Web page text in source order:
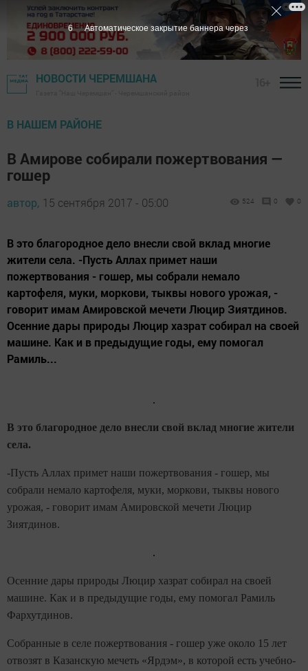
НОВОСТИ ЧЕРЕМШАНА
В НАШЕМ РАЙОНЕ
В Амирове собирали пожертвования —
гошер
автор, 15 сентября 2017 - 05:00 524 0 0
В это благородное дело внесли свой вклад многие
жители села. -Пусть Аллах примет наши
пожертвования - гошер, мы собрали немало
картофеля, муки, моркови, тыквы нового урожая, -
говорит имам Амировской мечети Люцир Зиятдинов.
Осенние дары природы Люцир хазрат собирал на своей
машине. Как и в предыдущие годы, ему помогал
Рамиль...
В это благородное дело внесли свой вклад многие жители
села.
-Пусть Аллах примет наши пожертвования - гошер, мы
собрали немало картофеля, муки, моркови, тыквы нового
урожая, - говорит имам Амировской мечети Люцир
Зиятдинов.
Осенние дары природы Люцир хазрат собирал на своей
машине. Как и в предыдущие годы, ему помогал Рамиль
Фархутдинов.
Собранные в селе пожертвования - гошер уже около 15 лет
отвозят в Казанскую мечеть «Ярдэм», в которой есть учебно-
5 Автоматическое закрытие баннера через